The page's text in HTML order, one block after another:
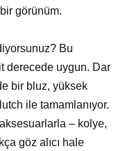
görünüm.
Bu
derecede uygun. Dar
bir bluz, yüksek
ile tamamlanıyor.
– kolye,
göz alıcı hale